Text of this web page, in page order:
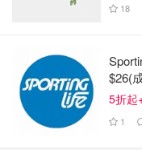
大家怎么看？
来源：usatoday，cnbc
18
$26(
5折起
1